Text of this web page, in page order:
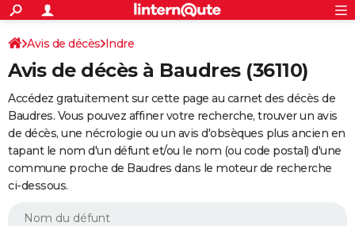
ACTUALITÉS
Politique
Société
Faits Divers
Education
Monde
Villes
+
SPORT
Coupe du monde 2026
Football
Tennis
Cyclisme
Rugby
Forum
Programme TV
TNT
Streaming
Cinéma
Sorties cinéma
Musique
+
FINANCE
Retraite
Epargne
Immobilier
Risques naturels par ville
Assurance
AUTO
Essais
Réserver un essai
Citadines
Berlines
SUV
Forum auto
+HIGH-TECH
BRICOLAGE
Avis de décès Indre
Avis de décès à Baudres (36110)
Accédez gratuitement sur cette page au carnet des décès de
Baudres. Vous pouvez affiner votre recherche, trouver un avis
de décès, une nécrologie ou un avis d'obsèques plus ancien en
tapant le nom d'un défunt et/ou le nom (ou code postal) d'une
commune proche de Baudres dans le moteur de recherche
ci-dessous.